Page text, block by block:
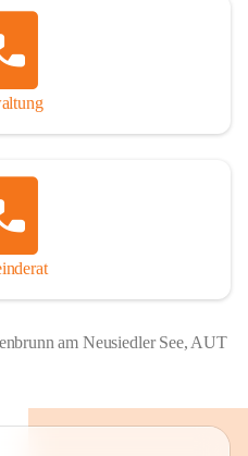
am Neusiedler See, AUT